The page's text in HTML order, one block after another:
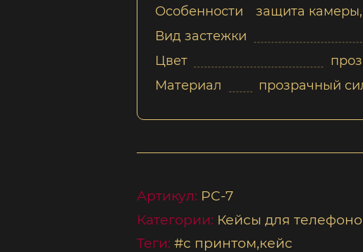
Особенности
защита
Вид застежки
Цвет
Материал
прозрачный
Артикул: PC-7
Категории: Кейсы для
Теги: #с принтом кейс